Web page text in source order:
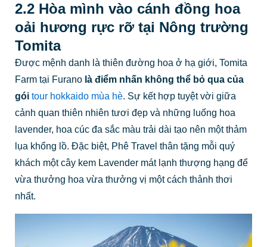
2.2 Hòa mình vào cánh đồng hoa
oải hương rực rỡ tại Nông trường
Tomita
Được mệnh danh là thiên đường hoa ở hạ giới, Tomita
Farm tại Furano là điểm nhấn không thể bỏ qua của
gói tour hokkaido mùa hè. Sự kết hợp tuyệt vời giữa
cảnh quan thiên nhiên tươi đẹp và những luống hoa
lavender, hoa cúc đa sắc màu trải dài tạo nên một thảm
lụa khổng lồ. Đặc biệt, Phê Travel thân tặng mỗi quý
khách một cây kem Lavender mát lạnh thượng hạng để
vừa thưởng hoa vừa thưởng vị một cách thảnh thơi
nhất.